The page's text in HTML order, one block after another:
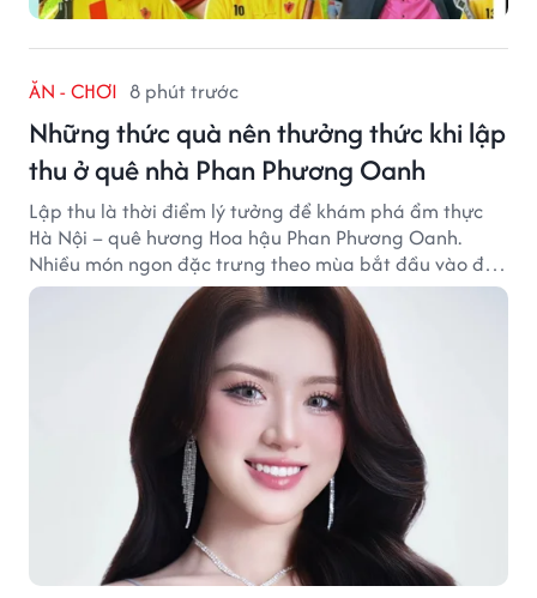
ĂN - CHƠI 8 phút trước
Những thức quà nên thưởng thức khi lập
thu ở quê nhà Phan Phương Oanh
Lập thu là thời điểm lý tưởng để khám phá ẩm thực
Hà Nội – quê hương Hoa hậu Phan Phương Oanh.
Nhiều món ngon đặc trưng theo mùa bắt đầu vào độ
hấp dẫn, níu chân thực khách gần xa.